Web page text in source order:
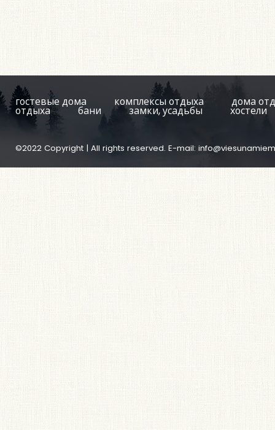
гостевые дома комплексы отдыха дома
отдыха бани замки, усадьбы хостели
©2022 Copyright | All rights reserved. E-mail: